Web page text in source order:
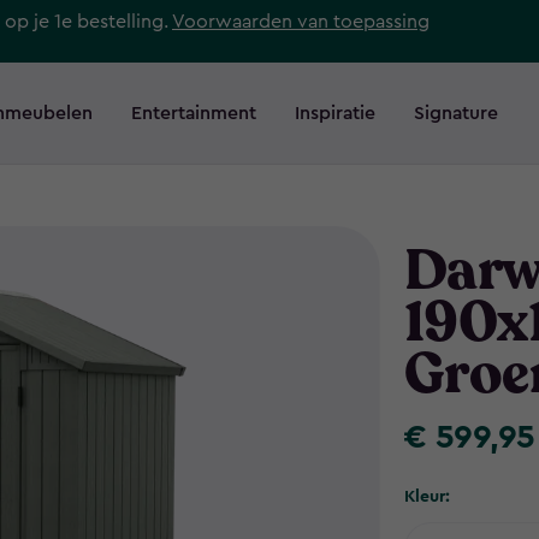
je 1e bestelling. Voorwaarden van toepassing
Entertainment Inspiratie Signature
€
€ 599,95
Kleur: